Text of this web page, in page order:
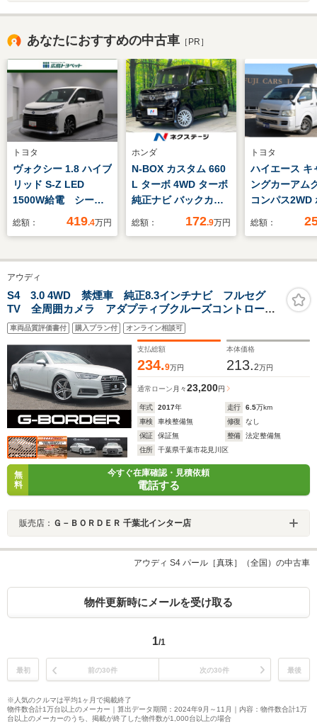
あなたにおすすめの中古車 ［PR］
トヨタ
ヴォクシー 1.8 ハイブ
リッド S-Z LED
1500W給電 シート
ヒーター ETC 10.5
総額： 419.4万円
ホンダ
N-BOX カスタム 660
L ターボ 4WD ターボ
純正ナビ バックカメ
ラ 衝突軽減 両側電動
総額： 172.9万円
トヨタ
ハイエース キ
ングカーアム
コンパス2WD
アップルー
庫 シンク
総額：
アウディ
S4 3.0 4WD 禁煙車 純正8.3インチナビ フルセグ
TV 全周囲カメラ アダプティブクルーズコントロー
ル 衝突軽減ブレーキ シートヒーター 純正18インチ
アルミホイール ヘッドライトウォッシャー ハーフレ
ザーシート
車両品質評価書付 購入プラン付 オンライン相談可
支払総額
234.9万円
本体価格
213.2万円
通常ローン 月々23,200円
年式 2017年 走行 6.5万km
車検
車検整備無 修復
なし
保証
保証無 整備
法定整備無
住所
千葉県千葉市花見川区
無
料
今すぐ在庫確認・見積依頼
電話する
販売店： Ｇ－ＢＯＲＤＥＲ 千葉北インター店
アウディ S4 パール［真珠］（全国）の中古車
物件更新時にメールを受け取る
1/1
最初 前の30件 次の30件 最後
※人気のクルマは平均1ヶ月で掲載終了
物件数合計1万台以上のメーカー｜算出データ期間：2024年9月～11月｜内容：物件数合計1万
台以上のメーカーのうち、掲載が終了した物件数が1,000台以上の場合